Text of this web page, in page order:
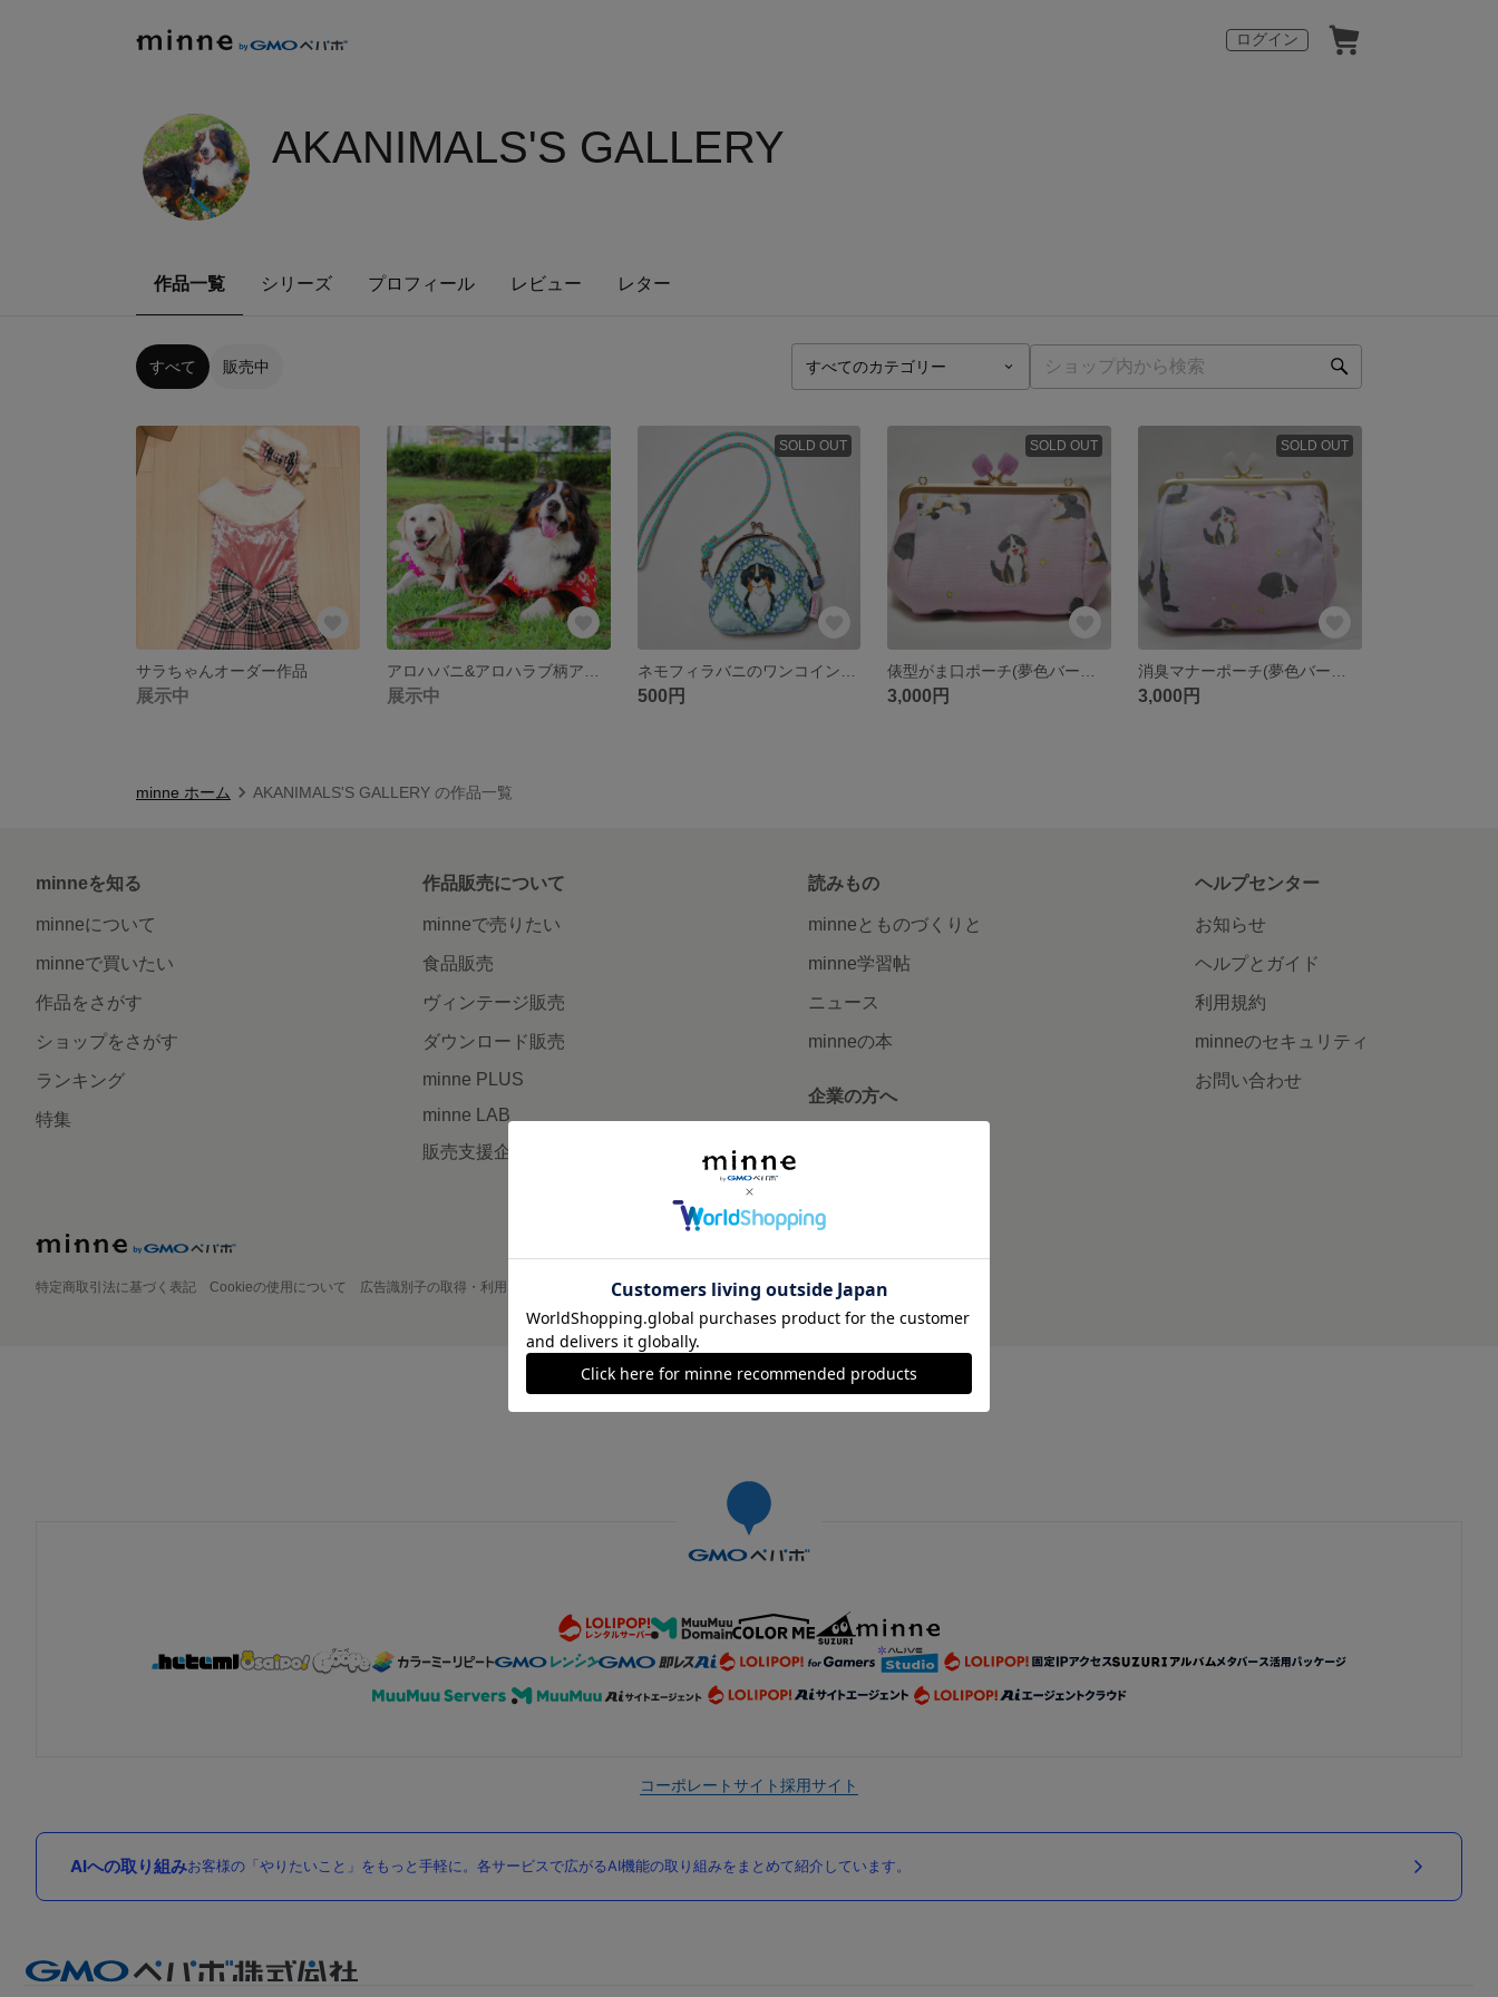
ログイン
AKANIMALS'S GALLERY
作品一覧 シリーズ プロフィール レビュー レター
すべて 販売中
サラちゃんオーダー作品
展示中 展示中
SOLD OUT
500円
SOLD OUT
3,000円
SOLD OUT
3,000円
minne ホーム AKANIMALS'S GALLERY の作品一覧
minneを知る
minneについて
minneで買いたい
作品をさがす
ショップをさがす
ランキング
特集
作品販売について
minneで売りたい
食品販売
ヴィンテージ販売
ダウンロード販売
minne PLUS
minne LAB
販売支援企画・イベント
読みもの
minneとものづくりと
minne学習帖
ニュース
minneの本
企業の方へ
ヘルプセンター
お知らせ
ヘルプとガイド
利用規約
minneのセキュリティ
お問い合わせ
特定商取引法に基づく表記 Cookieの使用について 広告識別子の取得・利用 プライバシーポリシー 会社概要 採用情報 メディアキット
©GMO Pepabo, Inc. All rights reserved.
コーポレートサイト採用サイト
AIへの取り組みお客様の「やりたいこと」をもっと手軽に。各サービスで広がるAI機能の取り組みをまとめて紹介しています。